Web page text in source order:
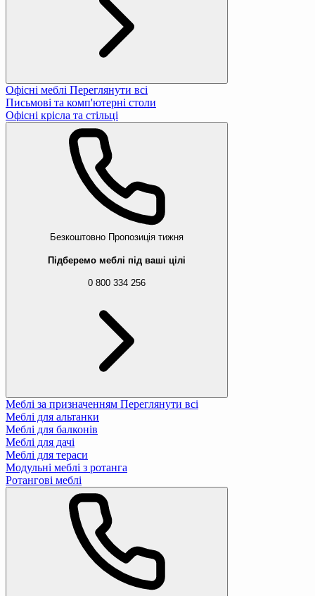
Офісні меблі Переглянути всі
Письмові та комп'ютерні столи
Офісні крісла та стільці
Безкоштовно Пропозиція тижня
Підберемо меблі під ваші цілі
0 800 334 256
Меблі за призначенням Переглянути всі
Меблі для альтанки
Меблі для балконів
Меблі для дачі
Меблі для тераси
Модульні меблі з ротанга
Ротангові меблі